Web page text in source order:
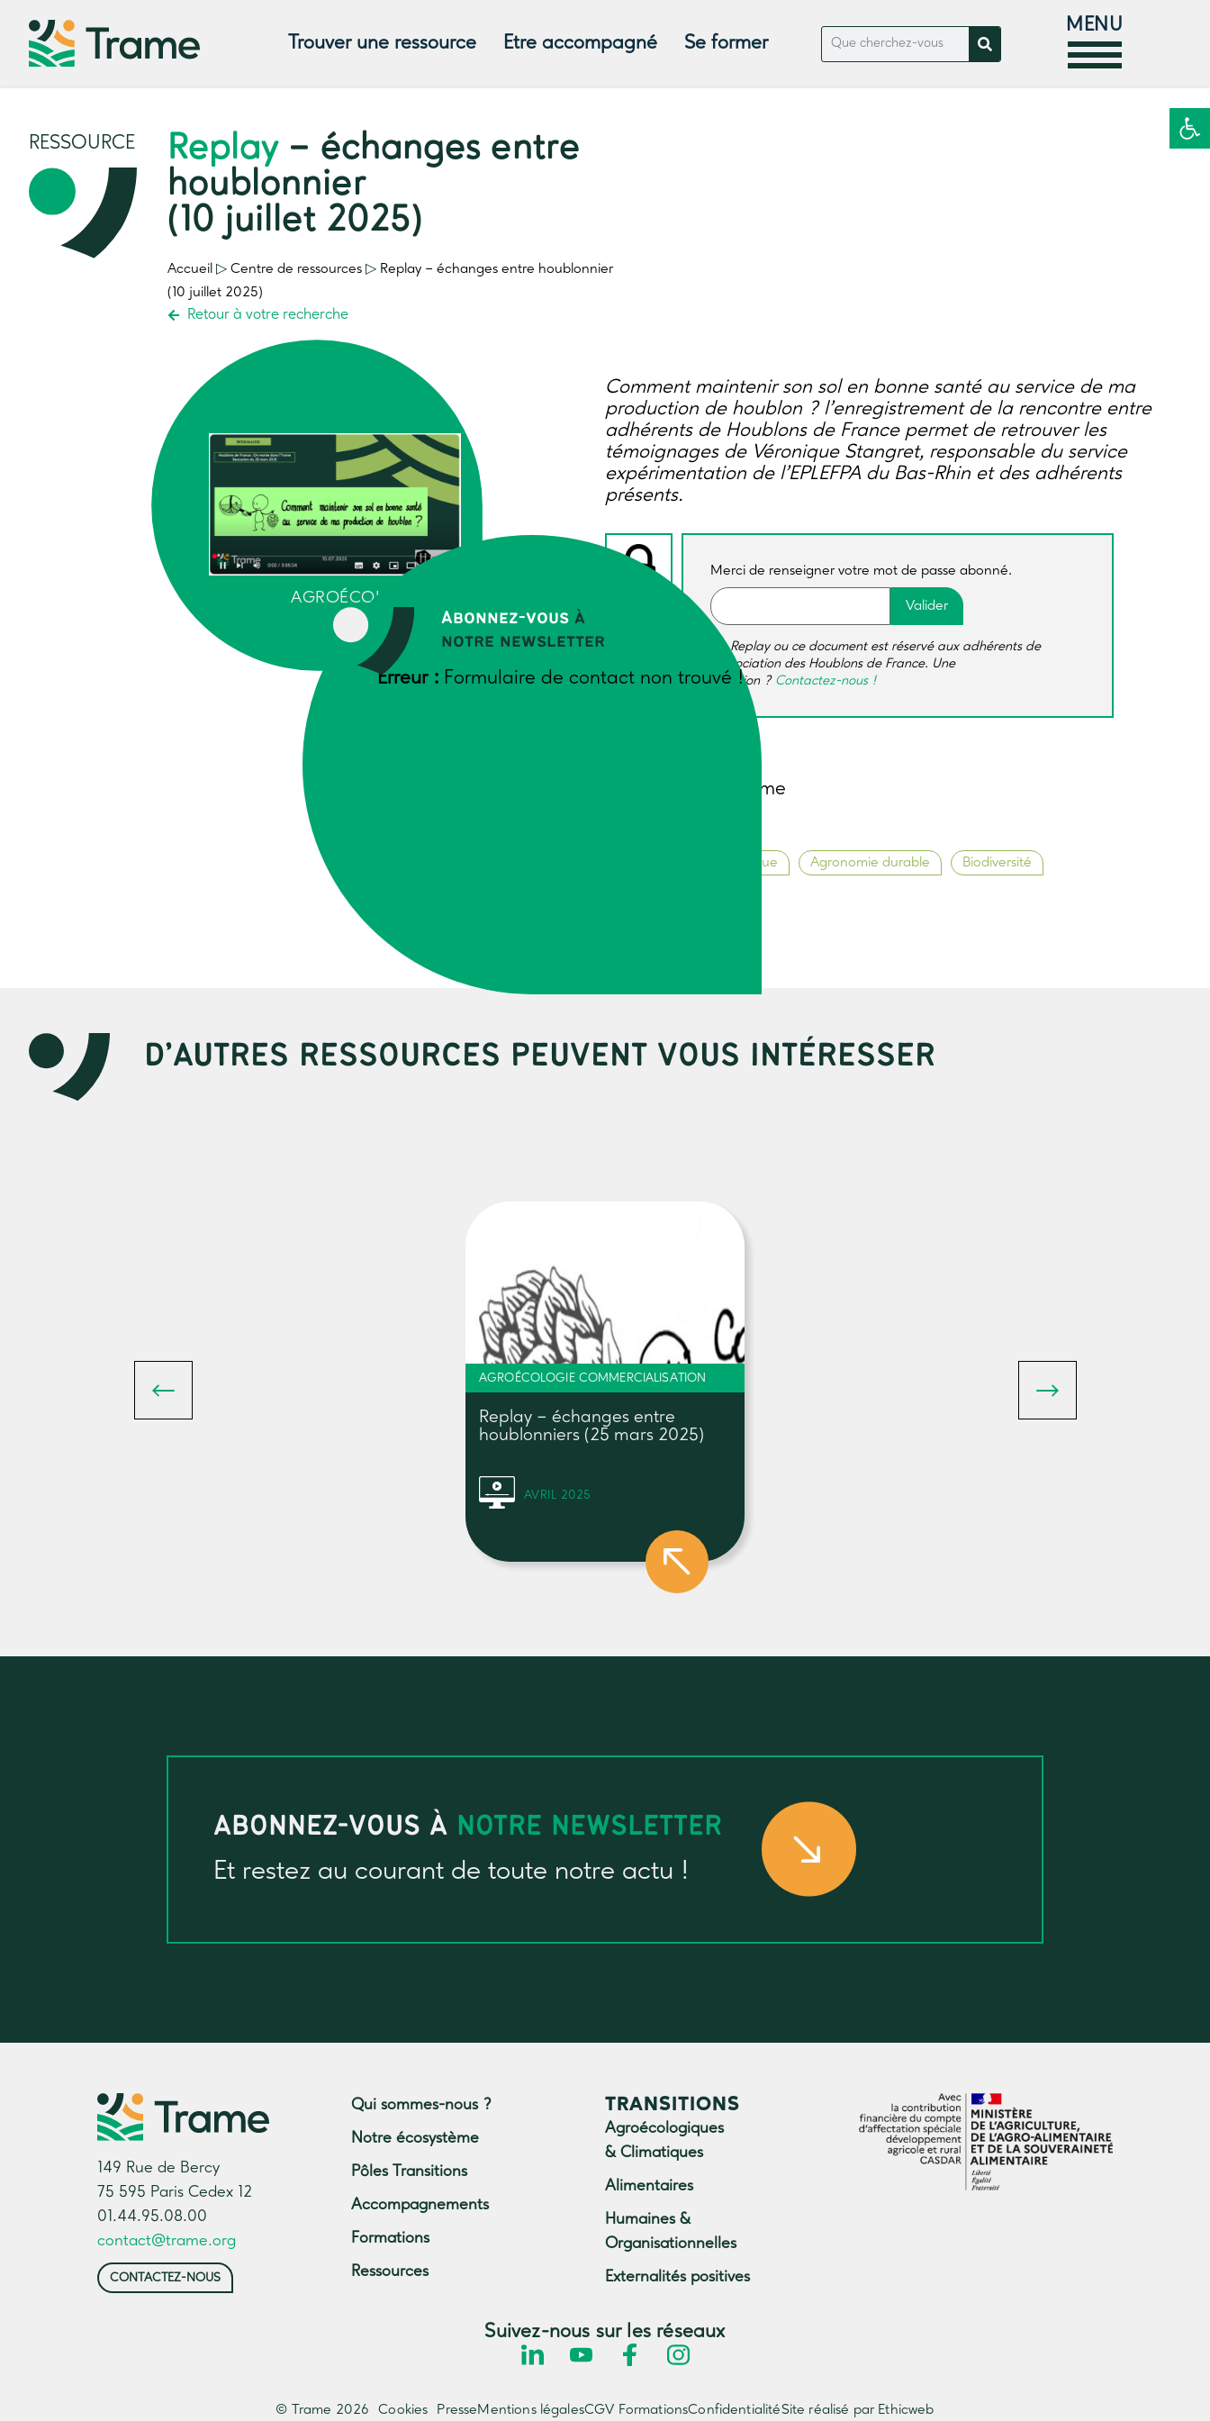
Ouvrir
Trouver une ressource Etre accompagné Se former
MENU
Abonnez-vous à
notre newsletter
Erreur : Formulaire de contact non trouvé !
RESSOURCE Replay– échanges entre
houblonnier
(10 juillet 2025)
Accueil ▷ Centre de ressources ▷ Replay– échanges entre houblonnier
(10 juillet 2025)
Retour à votre recherche
AGROÉCOLOGIE SOL
Comment maintenir son sol en bonne santé au service de ma
production de houblon ? l’enregistrement de la rencontre entre
adhérents de Houblons de France permet de retrouver les
témoignages de Véronique Stangret, responsable du service
expérimentation de l’EPLEFPA du Bas-Rhin et des adhérents
présents.
Merci de renseigner votre mot de passe abonné.
Ce Replay ou ce document est réservé aux adhérents de
l’association des Houblons de France. Une
question ? Contactez-nous !
Adrien Boulet, Trame
Transition agroécologique Agronomie durable Biodiversité
D’AUTRES RESSOURCES PEUVENT VOUS INTÉRESSER
AGROÉCOLOGIE COMMERCIALISATION
Replay – échanges entre
houblonniers (25 mars 2025)
AVRIL 2025
ABONNEZ-VOUS À NOTRE NEWSLETTER
Et restez au courant de toute notre actu !
149 Rue de Bercy
75 595 Paris Cedex 12
01.44.95.08.00
contact@trame.org
CONTACTEZ-NOUS
Qui sommes-nous ?
Notre écosystème
Pôles Transitions
Accompagnements
Formations
Ressources
TRANSITIONS
Agroécologiques
& Climatiques
Alimentaires
Humaines &
Organisationnelles
Externalités positives
Suivez-nous sur les réseaux
© Trame 2026 Cookies PresseMentions légalesCGV FormationsConfidentialitéSite réalisé par Ethicweb